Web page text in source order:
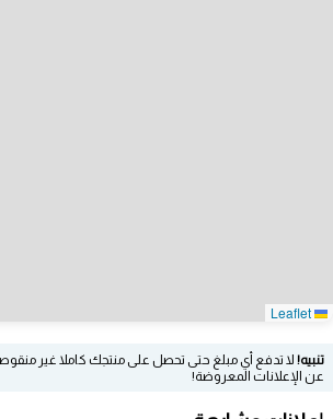
تنبيه! لا تدفع أي مبلغ حتى تحصل على منتجك كاملا غير
عن الإعلانات المعروضة!